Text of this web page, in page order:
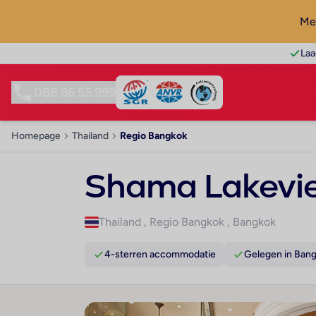
Homepage Thailand Regio Bangkok
Shama
Thailand , Regio Bangkok , Bangkok
4-sterren accommodatie Gelegen in